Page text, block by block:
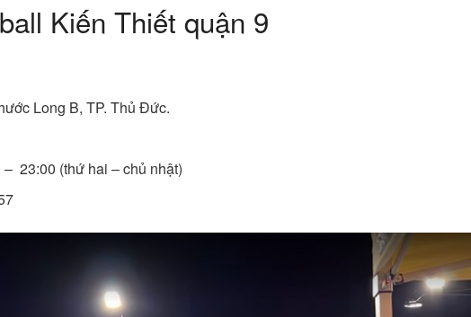
Kiến Thiết quận 9
Long B, TP. Thủ Đức.
– 23:00 (thứ hai – chủ nhật)